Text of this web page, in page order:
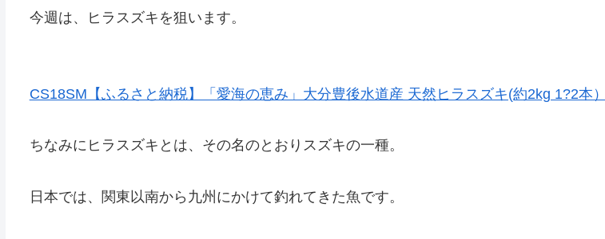
今週は、ヒラスズキを狙います。
CS18SM【ふるさと納税】「愛海の恵み」大分豊後水道産 天然ヒラスズキ(約2kg 1?2本）
ちなみにヒラスズキとは、その名のとおりスズキの一種。
日本では、関東以南から九州にかけて釣れてきた魚です。